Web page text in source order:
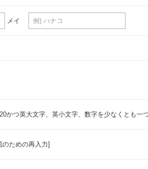
メイ
かつ英大文字、英小文字、数字を少なくとも一
のための再入力]